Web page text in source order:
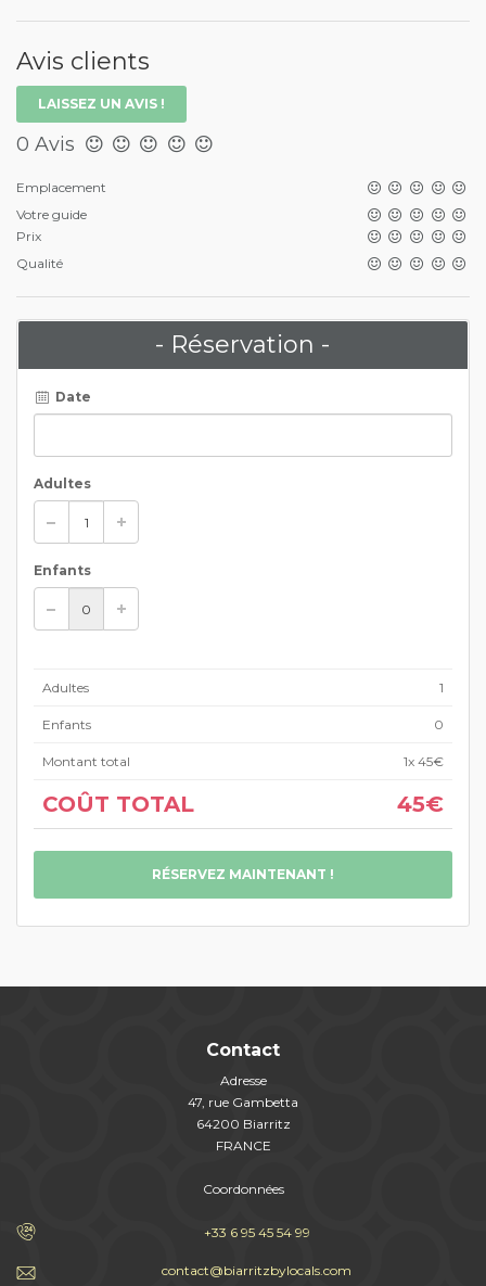
Avis clients
LAISSEZ UN AVIS !
0 Avis
Emplacement
Votre guide
Prix
Qualité
- Réservation -
Date
Adultes
Enfants
Adultes 1
Enfants 0
Montant total 1x 45€
COÛT TOTAL 45€
RÉSERVEZ MAINTENANT !
Contact
Adresse
47, rue Gambetta
64200 Biarritz
FRANCE
Coordonnées
+33 6 95 45 54 99
contact@biarritzbylocals.com